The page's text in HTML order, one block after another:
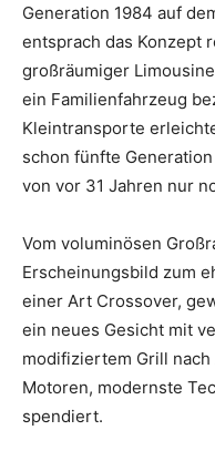
Generation 1984 auf
entsprach das Konzept
großräumiger
ein Familienfahrzeug
Kleintransporte
schon fünfte
von vor 31 Jahren nur
Vom voluminösen
Erscheinungsbild zum
einer Art Crossover,
ein neues Gesicht mit
modifiziertem Grill
Motoren, modernste
spendiert.